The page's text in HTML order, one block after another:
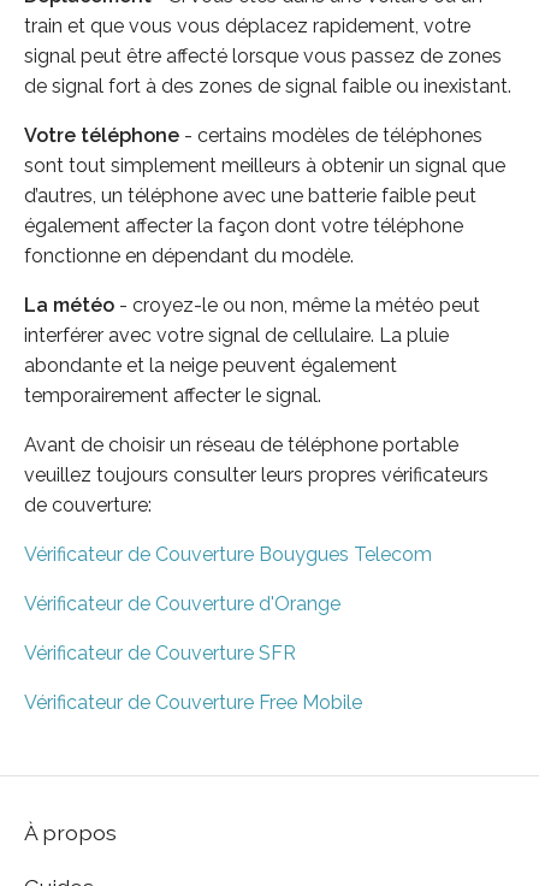
train et que vous vous déplacez rapidement, votre
signal peut être affecté lorsque vous passez de zones
de signal fort à des zones de signal faible ou inexistant.
Votre téléphone - certains modèles de téléphones
sont tout simplement meilleurs à obtenir un signal que
d’autres, un téléphone avec une batterie faible peut
également affecter la façon dont votre téléphone
fonctionne en dépendant du modèle.
La météo - croyez-le ou non, même la météo peut
interférer avec votre signal de cellulaire. La pluie
abondante et la neige peuvent également
temporairement affecter le signal.
Avant de choisir un réseau de téléphone portable
veuillez toujours consulter leurs propres vérificateurs
de couverture:
Vérificateur de Couverture Bouygues Telecom
Vérificateur de Couverture d'Orange
Vérificateur de Couverture SFR
Vérificateur de Couverture Free Mobile
À propos